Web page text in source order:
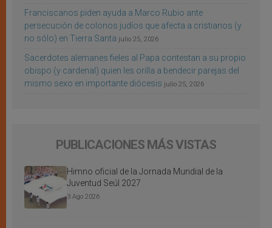
Franciscanos piden ayuda a Marco Rubio ante
persecución de colonos judíos que afecta a cristianos (y
no sólo) en Tierra Santa julio 25, 2026
Sacerdotes alemanes fieles al Papa contestan a su propio
obispo (y cardenal) quien les orilla a bendecir parejas del
mismo sexo en importante diócesis julio 25, 2026
PUBLICACIONES MÁS VISTAS
Himno oficial de la Jornada Mundial de la
Juventud Seúl 2027
3 Ago 2026